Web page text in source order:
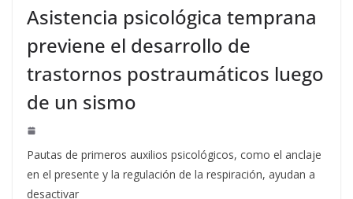
Asistencia psicológica temprana
previene el desarrollo de
trastornos postraumáticos luego
de un sismo
Pautas de primeros auxilios psicológicos, como el anclaje
en el presente y la regulación de la respiración, ayudan a
desactivar